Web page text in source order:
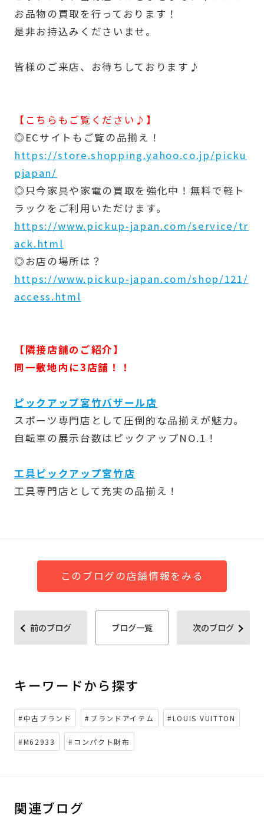
お品物の買取を行っております！
是非お持込みくださいませ。
皆様のご来店、お待ちしております♪
【こちらもご覧ください♪】
◎ECサイトもご覧の品揃え！
https://store.shopping.yahoo.co.jp/picku
pjapan/
◎只今家具や家電の買取を強化中！無料で軽ト
ラックをご利用いただけます。
https://www.pickup-japan.com/service/tr
ack.html
◎お店の場所は？
https://www.pickup-japan.com/shop/121/
access.html
【隣接店舗のご紹介】
同一敷地内に3店舗！！
ピックアップ宮竹バザール店
スポーツ専門店として圧倒的な品揃えが魅力。
自転車の展示台数はピックアップNO.1！
工具ピックアップ宮竹店
工具専門店として充実の品揃え！
このブログの店舗情報をみる
前のブログ ブログ一覧 次のブログ
キーワードから探す
#中古ブランド #ブランドアイテム #LOUIS VUITTON
#M62933 #コンパクト財布
関連ブログ